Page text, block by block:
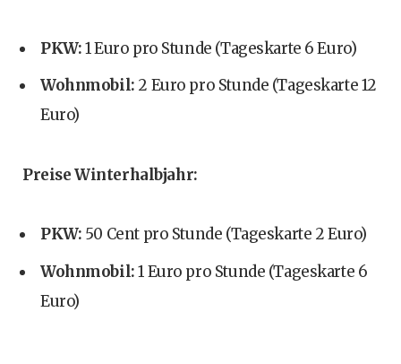
PKW:1 Euro pro Stunde (Tageskarte 6 Euro)
Wohnmobil: 2 Euro pro Stunde (Tageskarte 12
Euro)
Preise Winterhalbjahr:
PKW: 50 Cent pro Stunde (Tageskarte 2 Euro)
Wohnmobil:1 Euro pro Stunde (Tageskarte 6
Euro)